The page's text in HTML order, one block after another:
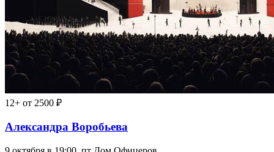
12+ от 2500 ₽
Александра Воробьева